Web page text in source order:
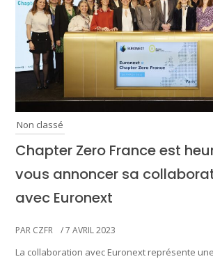
Non classé
Chapter Zero France est
vous annoncer sa
avec Euronext
PAR CZFR / 7 AVRIL 2023
La collaboration avec Euronext représente